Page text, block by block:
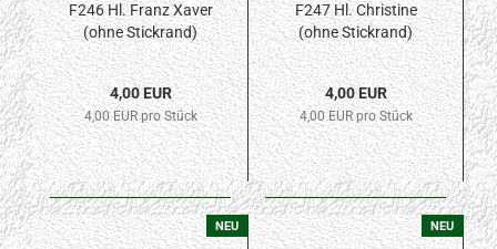
F246 Hl. Franz Xaver
(ohne Stickrand)
70x100mm
4,00 EUR
4,00 EUR pro Stück
F247 Hl. Christine
(ohne Stickrand)
70x100mm
4,00 EUR
4,00 EUR pro Stück
NEU NEU